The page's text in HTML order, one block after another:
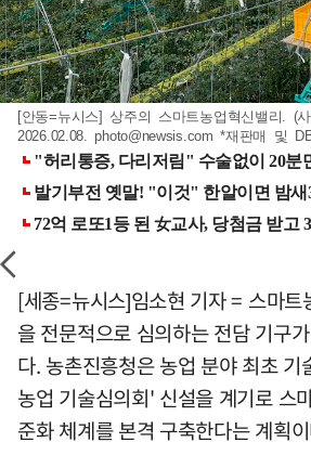
[안동=뉴시스] 상주의 스마트농업혁신밸리. (
2026.02.08.photo@newsis.com *재판매 및
[세종=뉴시스]임소현 기자 = 스마트
을 전문적으로 심의하는 전담 기구
다. 농촌진흥청은 농업 분야 최초
농업 기술심의회' 신설을 계기로 스
준화 체계를 본격 구축한다는 계획